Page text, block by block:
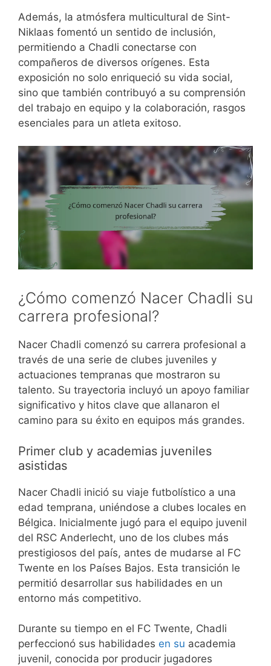
Además, la atmósfera multicultural de Sint-
Niklaas fomentó un sentido de inclusión,
permitiendo a Chadli conectarse con
compañeros de diversos orígenes. Esta
exposición no solo enriqueció su vida social,
sino que también contribuyó a su comprensión
del trabajo en equipo y la colaboración, rasgos
esenciales para un atleta exitoso.
¿Cómo comenzó Nacer Chadli su
carrera profesional?
Nacer Chadli comenzó su carrera profesional a
través de una serie de clubes juveniles y
actuaciones tempranas que mostraron su
talento. Su trayectoria incluyó un apoyo familiar
significativo y hitos clave que allanaron el
camino para su éxito en equipos más grandes.
Primer club y academias juveniles
asistidas
Nacer Chadli inició su viaje futbolístico a una
edad temprana, uniéndose a clubes locales en
Bélgica. Inicialmente jugó para el equipo juvenil
del RSC Anderlecht, uno de los clubes más
prestigiosos del país, antes de mudarse al FC
Twente en los Países Bajos. Esta transición le
permitió desarrollar sus habilidades en un
entorno más competitivo.
Durante su tiempo en el FC Twente, Chadli
perfeccionó sus habilidades en su academia
juvenil, conocida por producir jugadores